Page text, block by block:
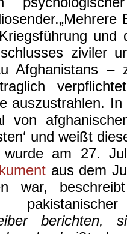
und
ziviler
Afghanistans –
auszustrahlen.
von
und weißt
wurde am 27.
aus dem
war,